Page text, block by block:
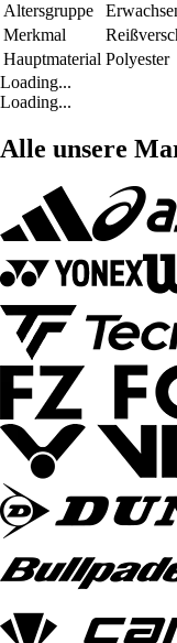
Altersgruppe
Merkmal
Hauptmaterial Polyester
Loading...
Loading...
Alle unsere